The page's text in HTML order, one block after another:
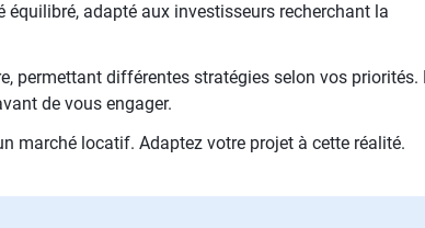
adapté aux investisseurs recherchant la
permettant différentes stratégies selon vos priorités.
de vous engager.
marché locatif. Adaptez votre projet à cette réalité.